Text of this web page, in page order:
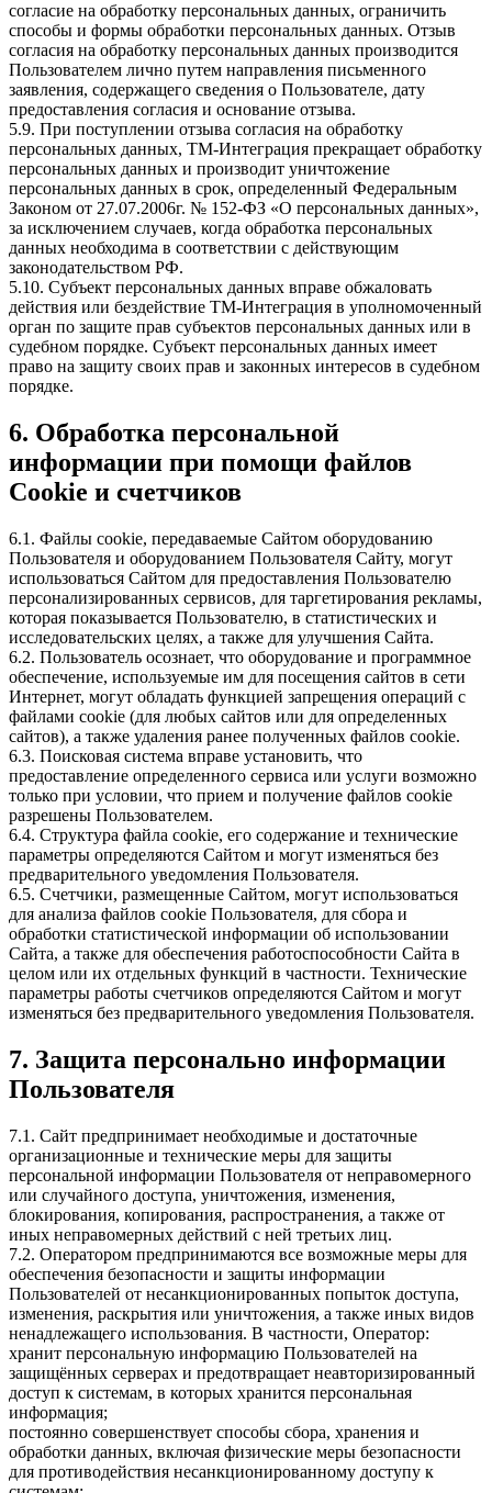
согласие на обработку персональных данных, ограничить
способы и формы обработки персональных данных. Отзыв
согласия на обработку персональных данных производится
Пользователем лично путем направления письменного
заявления, содержащего сведения о Пользователе, дату
предоставления согласия и основание отзыва.
5.9. При поступлении отзыва согласия на обработку
персональных данных, ТМ-Интеграция прекращает обработку
персональных данных и производит уничтожение
персональных данных в срок, определенный Федеральным
Законом от 27.07.2006г. № 152-ФЗ «О персональных данных»,
за исключением случаев, когда обработка персональных
данных необходима в соответствии с действующим
законодательством РФ.
5.10. Субъект персональных данных вправе обжаловать
действия или бездействие ТМ-Интеграция в уполномоченный
орган по защите прав субъектов персональных данных или в
судебном порядке. Субъект персональных данных имеет
право на защиту своих прав и законных интересов в судебном
порядке.
6. Обработка персональной
информации при помощи файлов
Cookie и счетчиков
6.1. Файлы cookie, передаваемые Сайтом оборудованию
Пользователя и оборудованием Пользователя Сайту, могут
использоваться Сайтом для предоставления Пользователю
персонализированных сервисов, для таргетирования рекламы,
которая показывается Пользователю, в статистических и
исследовательских целях, а также для улучшения Сайта.
6.2. Пользователь осознает, что оборудование и программное
обеспечение, используемые им для посещения сайтов в сети
Интернет, могут обладать функцией запрещения операций с
файлами cookie (для любых сайтов или для определенных
сайтов), а также удаления ранее полученных файлов cookie.
6.3. Поисковая система вправе установить, что
предоставление определенного сервиса или услуги возможно
только при условии, что прием и получение файлов cookie
разрешены Пользователем.
6.4. Структура файла cookie, его содержание и технические
параметры определяются Сайтом и могут изменяться без
предварительного уведомления Пользователя.
6.5. Счетчики, размещенные Сайтом, могут использоваться
для анализа файлов cookie Пользователя, для сбора и
обработки статистической информации об использовании
Сайта, а также для обеспечения работоспособности Сайта в
целом или их отдельных функций в частности. Технические
параметры работы счетчиков определяются Сайтом и могут
изменяться без предварительного уведомления Пользователя.
7. Защита персонально информации
Пользователя
7.1. Сайт предпринимает необходимые и достаточные
организационные и технические меры для защиты
персональной информации Пользователя от неправомерного
или случайного доступа, уничтожения, изменения,
блокирования, копирования, распространения, а также от
иных неправомерных действий с ней третьих лиц.
7.2. Оператором предпринимаются все возможные меры для
обеспечения безопасности и защиты информации
Пользователей от несанкционированных попыток доступа,
изменения, раскрытия или уничтожения, а также иных видов
ненадлежащего использования. В частности, Оператор:
хранит персональную информацию Пользователей на
защищённых серверах и предотвращает неавторизированный
доступ к системам, в которых хранится персональная
информация;
постоянно совершенствует способы сбора, хранения и
обработки данных, включая физические меры безопасности
для противодействия несанкционированному доступу к